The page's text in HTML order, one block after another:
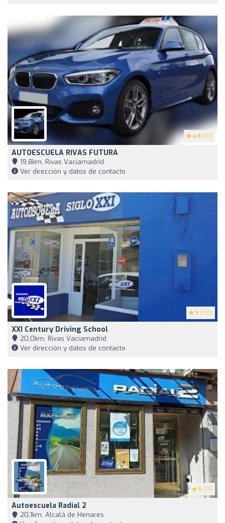
4.8 (87)
AUTOESCUELA RIVAS FUTURA
19,8km, Rivas Vaciamadrid
Ver dirección y datos de contacto
5 (130)
XXI Century Driving School
20,0km, Rivas Vaciamadrid
Ver dirección y datos de contacto
5 (19)
Autoescuela Radial 2
20,1km, Alcalá de Henares